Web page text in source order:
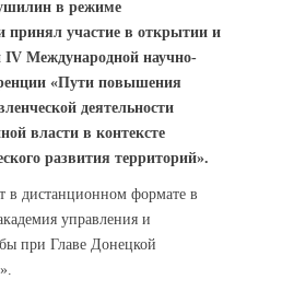
в режиме
принял участие в открытии и
IV Международной научно-
«Пути повышения
деятельности
власти в контексте
развития территорий».
в дистанционном формате в
управления и
при Главе Донецкой